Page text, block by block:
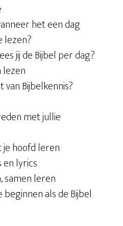
het een dag
lezen?
jij de Bijbel per dag?
lezen
van Bijbelkennis?
met jullie
je hoofd leren
en lyrics
samen leren
beginnen als de Bijbel